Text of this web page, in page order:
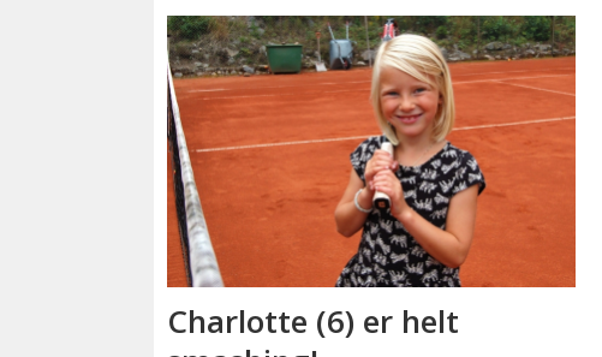
Charlotte (6) er helt